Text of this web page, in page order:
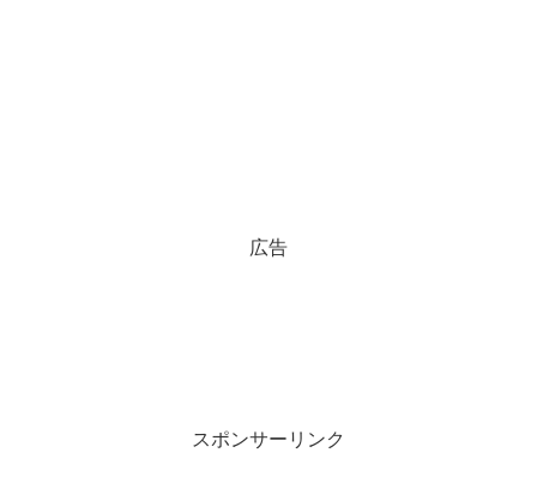
広告
スポンサーリンク